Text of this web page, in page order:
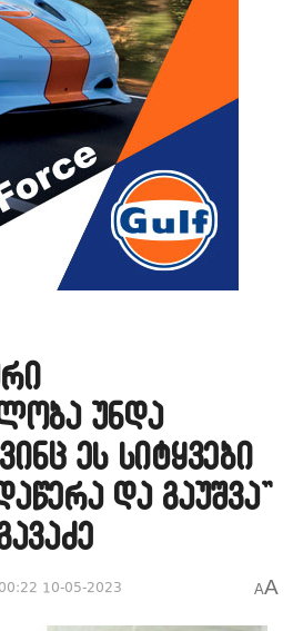
უნდა
ეს სიტყვები
და გაუშვა”
00:22 10-05-2023 AA